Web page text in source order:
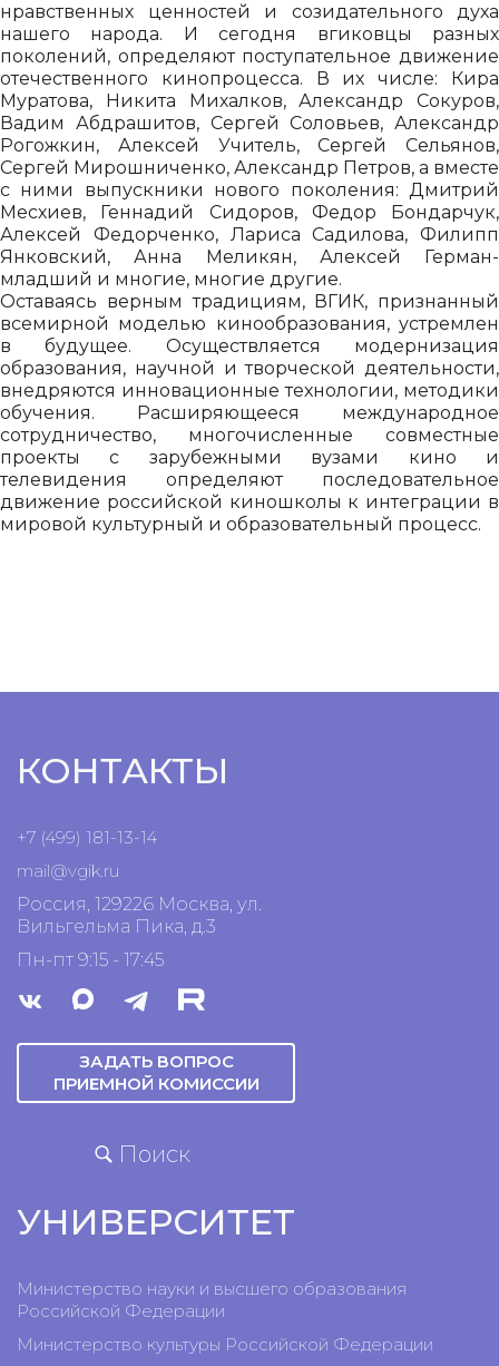
нравственных ценностей и созидательного духа
нашего народа. И сегодня вгиковцы разных
поколений, определяют поступательное движение
отечественного кинопроцесса. В их числе: Кира
Муратова, Никита Михалков, Александр Сокуров,
Вадим Абдрашитов, Сергей Соловьев, Александр
Рогожкин, Алексей Учитель, Сергей Сельянов,
Сергей Мирошниченко, Александр Петров, а вместе
с ними выпускники нового поколения: Дмитрий
Месхиев, Геннадий Сидоров, Федор Бондарчук,
Алексей Федорченко, Лариса Садилова, Филипп
Янковский, Анна Меликян, Алексей Герман-
младший и многие, многие другие.
Оставаясь верным традициям, ВГИК, признанный
всемирной моделью кинообразования, устремлен
в будущее. Осуществляется модернизация
образования, научной и творческой деятельности,
внедряются инновационные технологии, методики
обучения. Расширяющееся международное
сотрудничество, многочисленные совместные
проекты с зарубежными вузами кино и
телевидения определяют последовательное
движение российской киношколы к интеграции в
мировой культурный и образовательный процесс.
КОНТАКТЫ
+7 (499) 181-13-14
mail@vgik.ru
Россия, 129226 Москва, ул.
Вильгельма Пика, д.3
Пн-пт 9:15 - 17:45
ЗАДАТЬ ВОПРОС
ПРИЕМНОЙ КОМИССИИ
Поиск
УНИВЕРСИТЕТ
Министерство науки и высшего образования
Российской Федерации
Министерство культуры Российской Федерации